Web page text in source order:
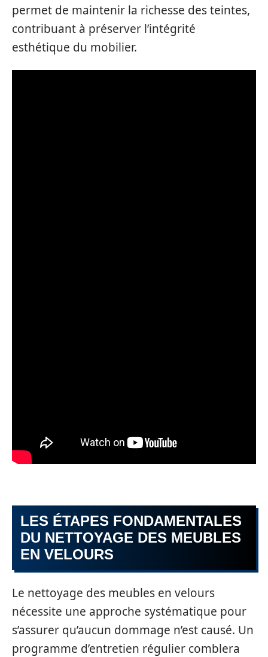
permet de maintenir la richesse des teintes,
contribuant à préserver l’intégrité
esthétique du mobilier.
LES ÉTAPES FONDAMENTALES
DU NETTOYAGE DES MEUBLES
EN VELOURS
Le nettoyage des meubles en velours
nécessite une approche systématique pour
s’assurer qu’aucun dommage n’est causé. Un
programme d’entretien régulier comblera